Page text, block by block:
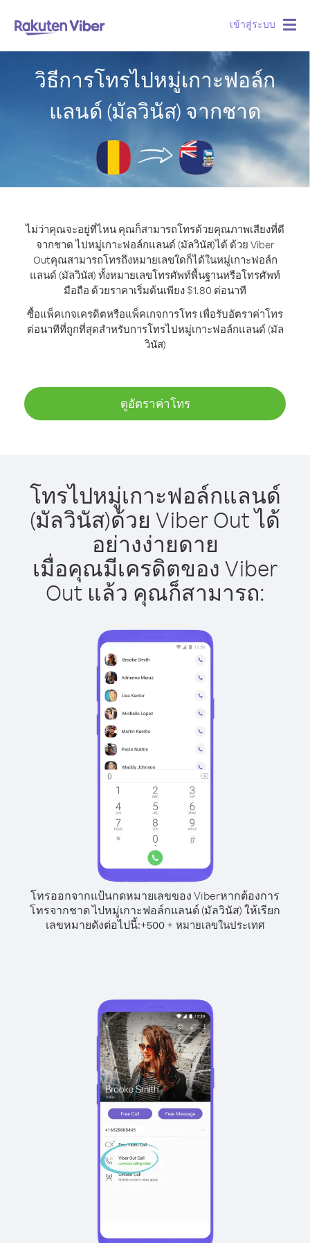
เข้าสู่ระบบ
วิธีการโทรไปหมู่เกาะฟอล์ก
แลนด์ (มัลวินัส) จากชาด
ไม่ว่าคุณจะอยู่ที่ไหน คุณก็สามารถโทรด้วยคุณภาพเสียงที่ดี
จากชาด ไปหมู่เกาะฟอล์กแลนด์ (มัลวินัส)ได้ ด้วย Viber
Outคุณสามารถโทรถึงหมายเลขใดก็ได้ในหมู่เกาะฟอล์ก
แลนด์ (มัลวินัส) ทั้งหมายเลขโทรศัพท์พื้นฐานหรือโทรศัพท์
มือถือ ด้วยราคาเริ่มต้นเพียง $1.80 ต่อนาที
ซื้อแพ็คเกจเครดิตหรือแพ็คเกจการโทร เพื่อรับอัตราค่าโทร
ต่อนาทีที่ถูกที่สุดสำหรับการโทรไปหมู่เกาะฟอล์กแลนด์ (มัล
วินัส)
ดูอัตราค่าโทร
โทรไปหมู่เกาะฟอล์กแลนด์
(มัลวินัส)ด้วย Viber Out ได้
อย่างง่ายดาย
เมื่อคุณมีเครดิตของ Viber
Out แล้ว คุณก็สามารถ:
โทรออกจากแป้นกดหมายเลขของ Viberหากต้องการ
โทรจากชาด ไปหมู่เกาะฟอล์กแลนด์ (มัลวินัส) ให้เรียก
เลขหมายดังต่อไปนี้:+500+ หมายเลขในประเทศ